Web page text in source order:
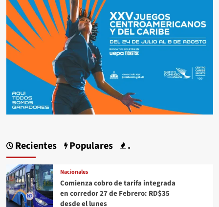
Recientes Populares .
Nacionales
Comienza cobro de tarifa integrada
en corredor 27 de Febrero: RD$35
desde el lunes